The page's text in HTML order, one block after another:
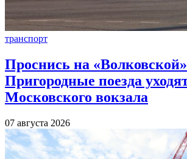
транспорт
Проснись на
Пригородные поезда
Московского вокзала
07 августа 2026